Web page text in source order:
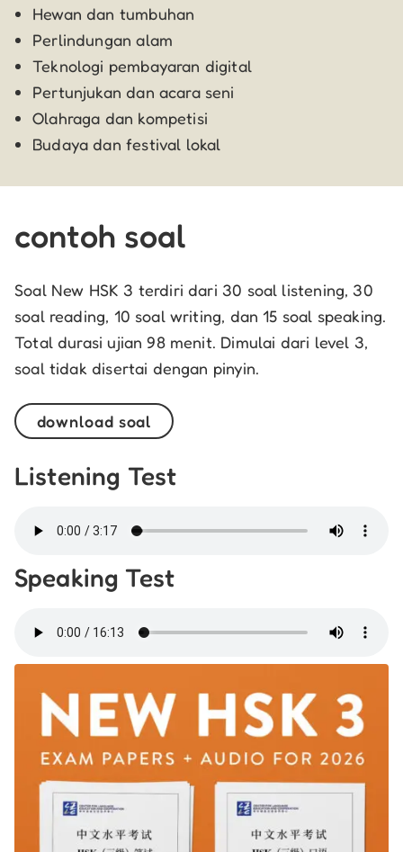
Hewan dan tumbuhan
Perlindungan alam
Teknologi pembayaran digital
Pertunjukan dan acara seni
Olahraga dan kompetisi
Budaya dan festival lokal
contoh soal
Soal New HSK 3 terdiri dari 30 soal listening, 30
soal reading, 10 soal writing, dan 15 soal speaking.
Total durasi ujian 98 menit. Dimulai dari level 3,
soal tidak disertai dengan pinyin.
download soal
Listening Test
Speaking Test